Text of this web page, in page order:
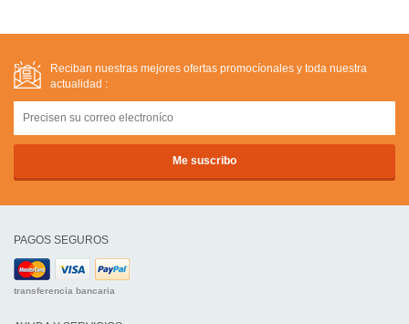
Reciban nuestras mejores ofertas promocíonales y toda nuestra
actualidad :
PAGOS SEGUROS
transferencia bancaria